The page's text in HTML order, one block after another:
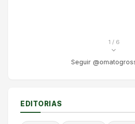
1 / 6
Seguir
EDITORIAS